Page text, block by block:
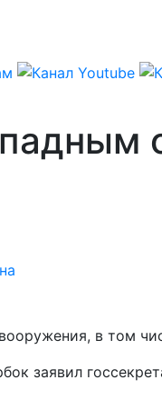
в том
заявил